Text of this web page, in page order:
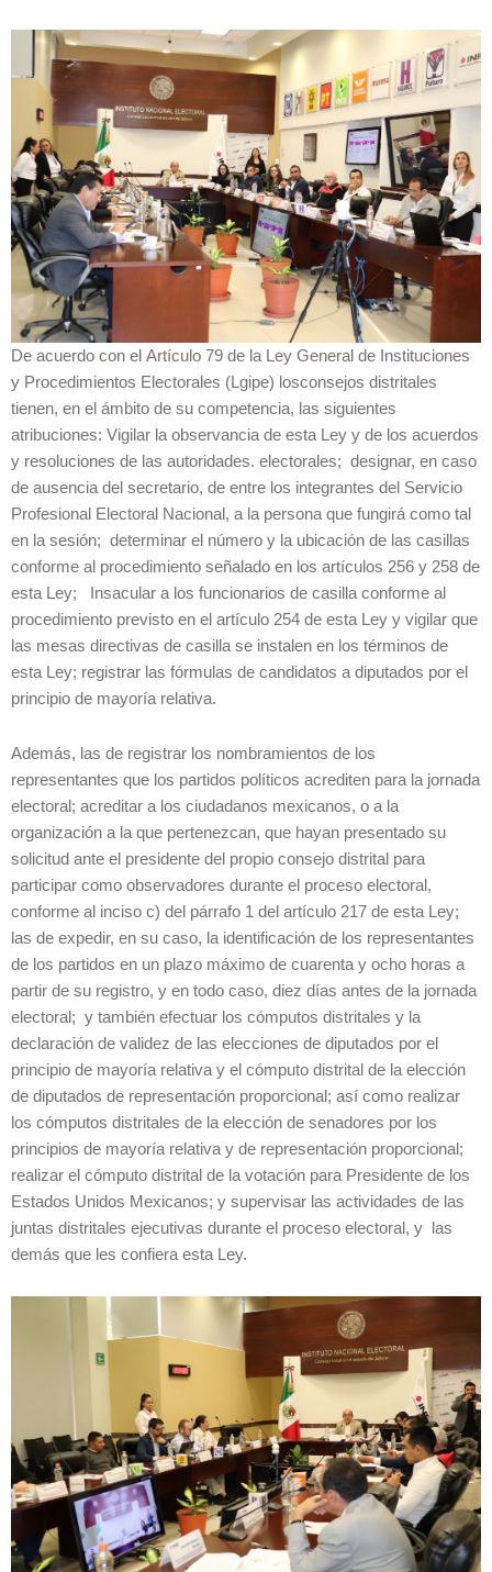
De acuerdo con el Artículo 79 de la Ley General de Instituciones
y Procedimientos Electorales (Lgipe) losconsejos distritales
tienen, en el ámbito de su competencia, las siguientes
atribuciones: Vigilar la observancia de esta Ley y de los acuerdos
y resoluciones de las autoridades. electorales; designar, en caso
de ausencia del secretario, de entre los integrantes del Servicio
Profesional Electoral Nacional, a la persona que fungirá como tal
en la sesión; determinar el número y la ubicación de las casillas
conforme al procedimiento señalado en los artículos 256 y 258 de
esta Ley; Insacular a los funcionarios de casilla conforme al
procedimiento previsto en el artículo 254 de esta Ley y vigilar que
las mesas directivas de casilla se instalen en los términos de
esta Ley; registrar las fórmulas de candidatos a diputados por el
principio de mayoría relativa.
Además, las de registrar los nombramientos de los
representantes que los partidos políticos acrediten para la jornada
electoral; acreditar a los ciudadanos mexicanos, o a la
organización a la que pertenezcan, que hayan presentado su
solicitud ante el presidente del propio consejo distrital para
participar como observadores durante el proceso electoral,
conforme al inciso c) del párrafo 1 del artículo 217 de esta Ley;
las de expedir, en su caso, la identificación de los representantes
de los partidos en un plazo máximo de cuarenta y ocho horas a
partir de su registro, y en todo caso, diez días antes de la jornada
electoral; y también efectuar los cómputos distritales y la
declaración de validez de las elecciones de diputados por el
principio de mayoría relativa y el cómputo distrital de la elección
de diputados de representación proporcional; así como realizar
los cómputos distritales de la elección de senadores por los
principios de mayoría relativa y de representación proporcional;
realizar el cómputo distrital de la votación para Presidente de los
Estados Unidos Mexicanos; y supervisar las actividades de las
juntas distritales ejecutivas durante el proceso electoral, y las
demás que les confiera esta Ley.